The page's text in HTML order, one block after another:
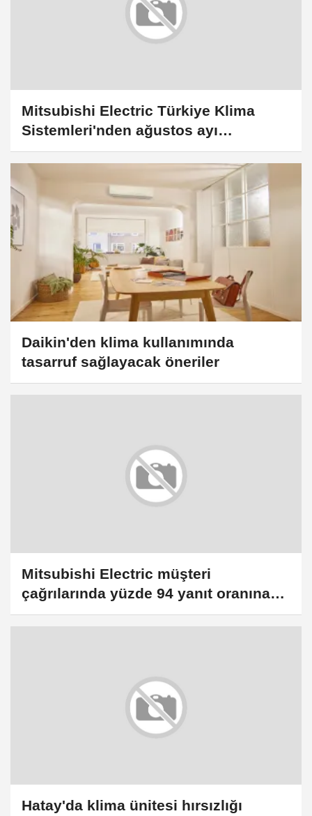
Mitsubishi Electric Türkiye Klima
Sistemleri'nden ağustos ayı
kampanyası
Daikin'den klima kullanımında
tasarruf sağlayacak öneriler
Mitsubishi Electric müşteri
çağrılarında yüzde 94 yanıt oranına
ulaştı
Hatay'da klima ünitesi hırsızlığı